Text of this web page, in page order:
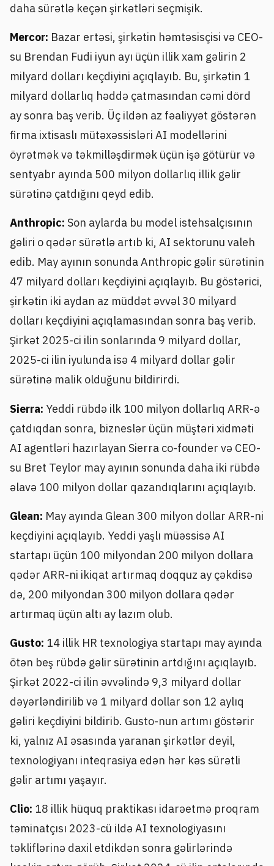
daha sürətlə keçən şirkətləri seçmişik.
Mercor: Bazar ertəsi, şirkətin həmtəsisçisi və CEO-
su Brendan Fudi iyun ayı üçün illik xam gəlirin 2
milyard dolları keçdiyini açıqlayıb. Bu, şirkətin 1
milyard dollarlıq həddə çatmasından cəmi dörd
ay sonra baş verib. Üç ildən az fəaliyyət göstərən
firma ixtisaslı mütəxəssisləri AI modellərini
öyrətmək və təkmilləşdirmək üçün işə götürür və
sentyabr ayında 500 milyon dollarlıq illik gəlir
sürətinə çatdığını qeyd edib.
Anthropic: Son aylarda bu model istehsalçısının
gəliri o qədər sürətlə artıb ki, AI sektorunu valeh
edib. May ayının sonunda Anthropic gəlir sürətinin
47 milyard dolları keçdiyini açıqlayıb. Bu göstərici,
şirkətin iki aydan az müddət əvvəl 30 milyard
dolları keçdiyini açıqlamasından sonra baş verib.
Şirkət 2025-ci ilin sonlarında 9 milyard dollar,
2025-ci ilin iyulunda isə 4 milyard dollar gəlir
sürətinə malik olduğunu bildirirdi.
Sierra: Yeddi rübdə ilk 100 milyon dollarlıq ARR-ə
çatdıqdan sonra, bizneslər üçün müştəri xidməti
AI agentləri hazırlayan Sierra co-founder və CEO-
su Bret Teylor may ayının sonunda daha iki rübdə
əlavə 100 milyon dollar qazandıqlarını açıqlayıb.
Glean: May ayında Glean 300 milyon dollar ARR-ni
keçdiyini açıqlayıb. Yeddi yaşlı müəssisə AI
startapı üçün 100 milyondan 200 milyon dollara
qədər ARR-ni ikiqat artırmaq doqquz ay çəkdisə
də, 200 milyondan 300 milyon dollara qədər
artırmaq üçün altı ay lazım olub.
Gusto: 14 illik HR texnologiya startapı may ayında
ötən beş rübdə gəlir sürətinin artdığını açıqlayıb.
Şirkət 2022-ci ilin əvvəlində 9,3 milyard dollar
dəyərləndirilib və 1 milyard dollar son 12 aylıq
gəliri keçdiyini bildirib. Gusto-nun artımı göstərir
ki, yalnız AI əsasında yaranan şirkətlər deyil,
texnologiyanı inteqrasiya edən hər kəs sürətli
gəlir artımı yaşayır.
Clio: 18 illik hüquq praktikası idarəetmə proqram
təminatçısı 2023-cü ildə AI texnologiyasını
təkliflərinə daxil etdikdən sonra gəlirlərində